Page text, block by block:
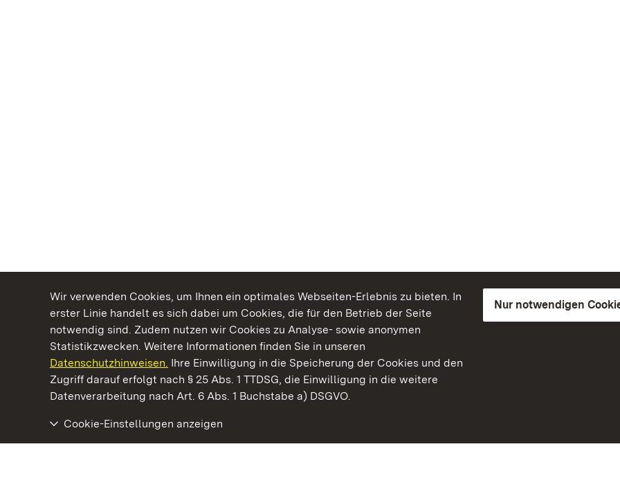
Wir verwenden Cookies, um Ihnen ein optimales Webseiten-Erlebnis zu bieten. In
erster Linie handelt es sich dabei um Cookies, die für den Betrieb der Seite
notwendig sind. Zudem nutzen wir Cookies zu Analyse- sowie anonymen
Statistikzwecken. Weitere Informationen finden Sie in unseren
Datenschutzhinweisen. Ihre Einwilligung in die Speicherung der Cookies und den
Zugriff darauf erfolgt nach § 25 Abs. 1 TTDSG, die Einwilligung in die weitere
Datenverarbeitung nach Art. 6 Abs. 1 Buchstabe a) DSGVO.
Nur notwendigen
Cookie-Einstellungen anzeigen
Kommen. Staunen. Genießen.